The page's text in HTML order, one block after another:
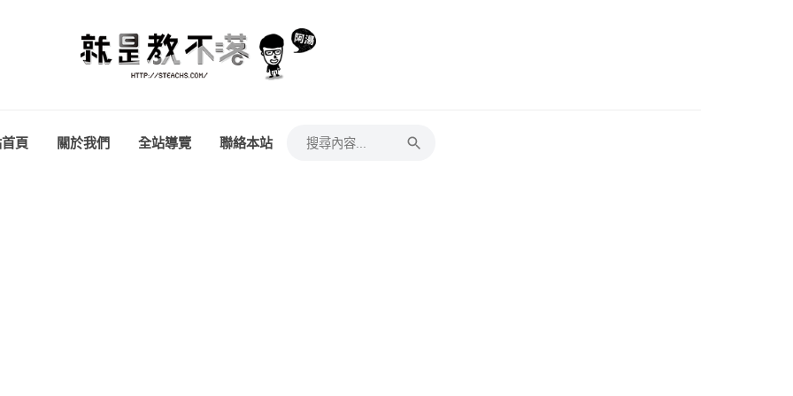
頁 關於我們 全站導覽 聯絡本站